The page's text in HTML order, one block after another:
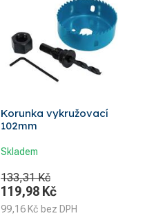
Korunka vykružovací
102mm
Skladem
133,31 Kč
119,98 Kč
99,16 Kč bez DPH